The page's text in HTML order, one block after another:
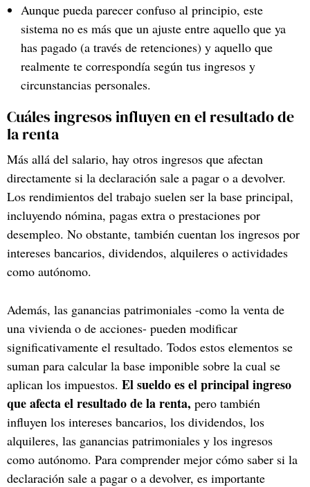
Aunque pueda parecer confuso al principio, este
sistema no es más que un ajuste entre aquello que ya
has pagado (a través de retenciones) y aquello que
realmente te correspondía según tus ingresos y
circunstancias personales.
Cuáles ingresos influyen en el resultado de
la renta
Más allá del salario, hay otros ingresos que afectan
directamente si la declaración sale a pagar o a devolver.
Los rendimientos del trabajo suelen ser la base principal,
incluyendo nómina, pagas extra o prestaciones por
desempleo. No obstante, también cuentan los ingresos por
intereses bancarios, dividendos, alquileres o actividades
como autónomo.
Además, las ganancias patrimoniales -como la venta de
una vivienda o de acciones- pueden modificar
significativamente el resultado. Todos estos elementos se
suman para calcular la base imponible sobre la cual se
aplican los impuestos. El sueldo es el principal ingreso
que afecta el resultado de la renta, pero también
influyen los intereses bancarios, los dividendos, los
alquileres, las ganancias patrimoniales y los ingresos
como autónomo. Para comprender mejor cómo saber si la
declaración sale a pagar o a devolver, es importante